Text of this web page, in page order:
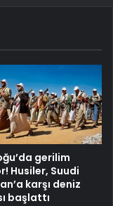
gerilim
Husiler, Suudi
karşı deniz
başlattı